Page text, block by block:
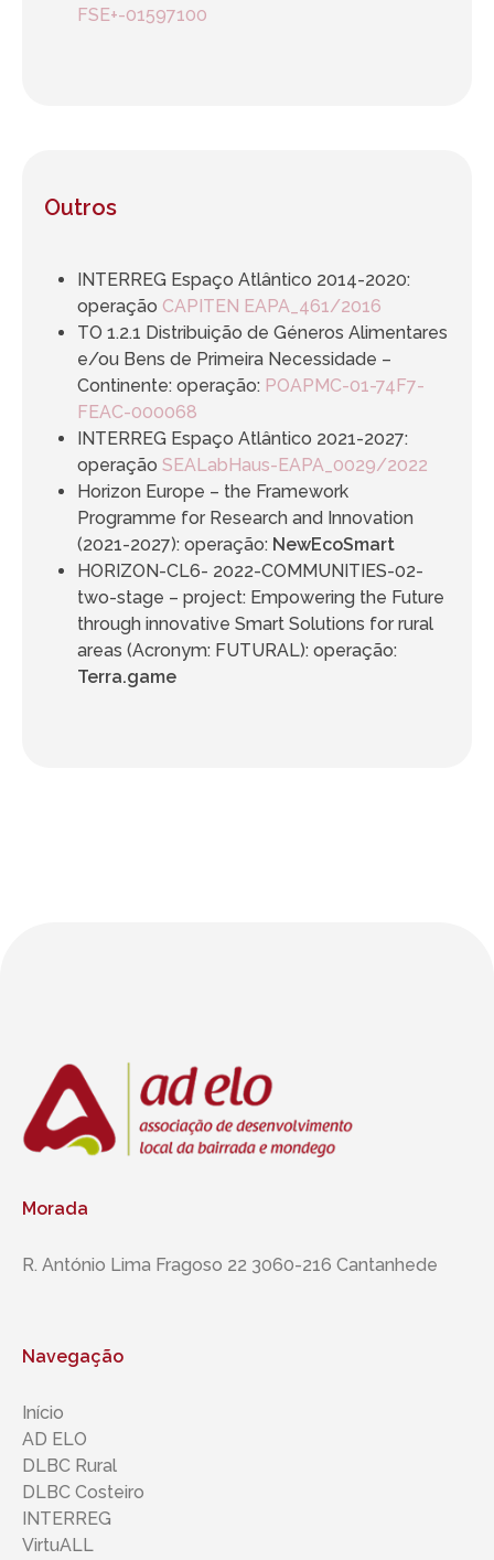
FSE+-01597100
Outros
INTERREG Espaço Atlântico 2014-2020:
operação CAPITEN EAPA_461/2016
TO 1.2.1 Distribuição de Géneros Alimentares
e/ou Bens de Primeira Necessidade –
Continente: operação: POAPMC-01-74F7-
FEAC-000068
INTERREG Espaço Atlântico 2021-2027:
operaçãoSEALabHaus-EAPA_0029/2022
Horizon Europe – the Framework
Programme for Research and Innovation
(2021-2027): operação: NewEcoSmart
HORIZON-CL6- 2022-COMMUNITIES-02-
two-stage – project: Empowering the Future
through innovative Smart Solutions for rural
areas (Acronym: FUTURAL): operação:
Terra.game
Morada
R. António Lima Fragoso 22 3060-216 Cantanhede
Navegação
Início
AD ELO
DLBC Rural
DLBC Costeiro
INTERREG
VirtuALL